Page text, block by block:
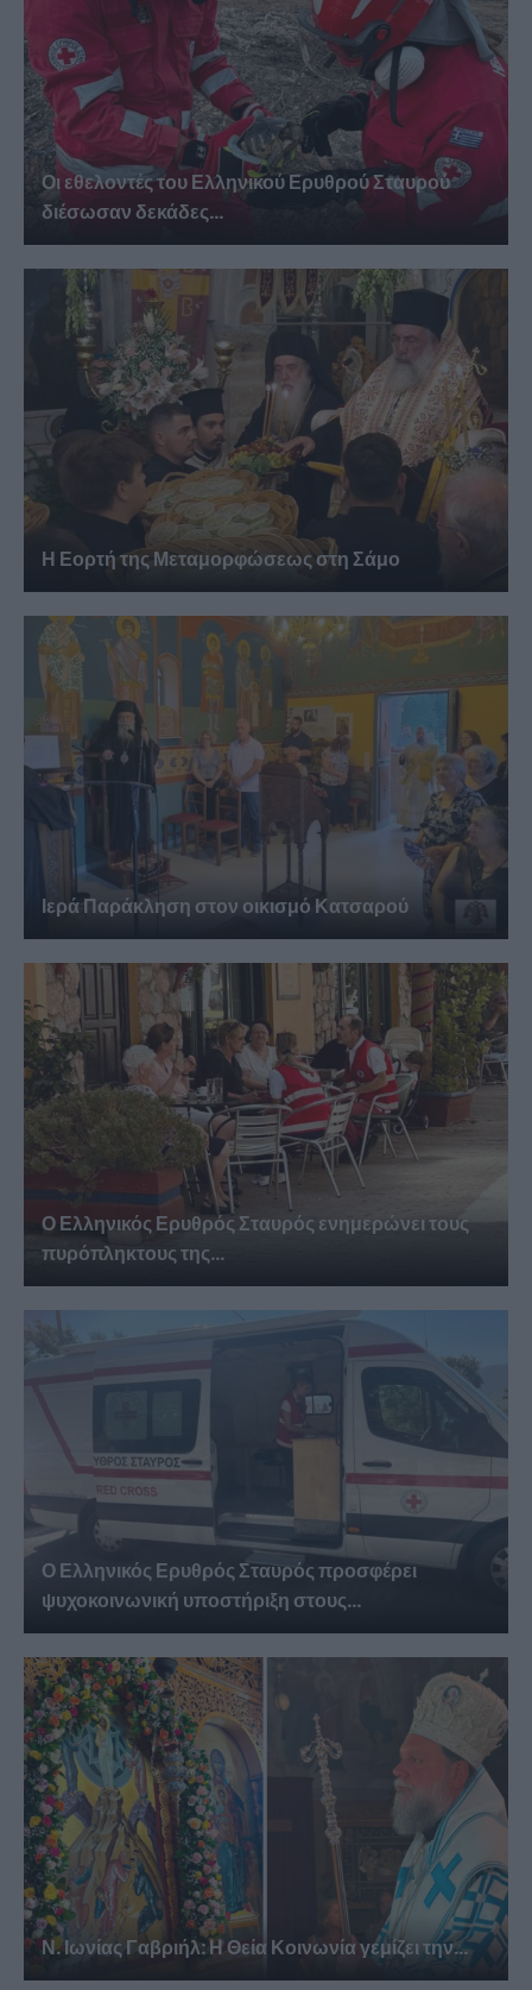
Οι εθελοντές του Ελληνικού Ερυθρού Σταυρού
διέσωσαν δεκάδες...
Η Εορτή της Μεταμορφώσεως στη Σάμο
Ιερά Παράκληση στον οικισμό Κατσαρού
Ο Ελληνικός Ερυθρός Σταυρός ενημερώνει τους
πυρόπληκτους της...
Ο Ελληνικός Ερυθρός Σταυρός προσφέρει
ψυχοκοινωνική υποστήριξη στους...
Ν. Ιωνίας Γαβριήλ: Η Θεία Κοινωνία γεμίζει την...